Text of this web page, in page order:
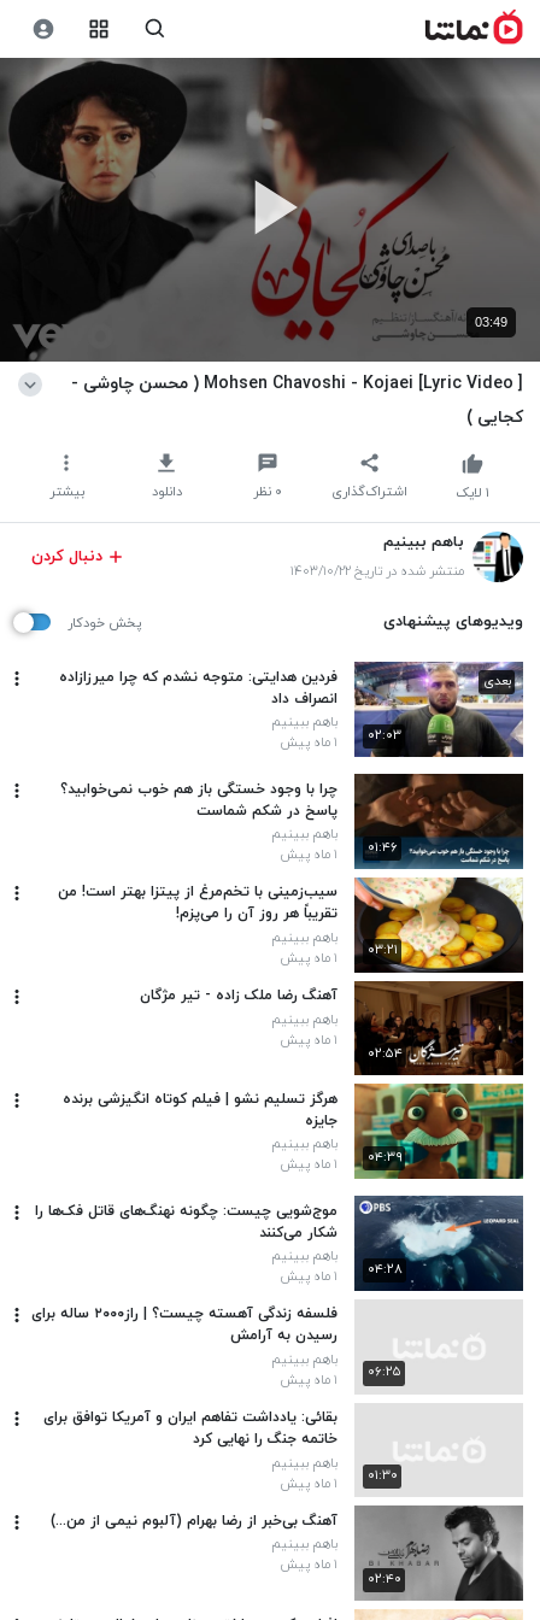
03:49
Mohsen Chavoshi - Kojaei [Lyric Video ] ( محسن چاوشی -
کجایی )
اشتراک‌گذاری ۰ نظر دانلود بیشتر ۱ لایک
باهم ببینیم
منتشر شده در تاریخ ۱۴۰۳/۱۰/۲۲
دنبال کردن
ویدیوهای پیشنهادی پخش خودکار
۰۲:۰۳
بعدی
فردین هدایتی: متوجه نشدم که چرا میرزازاده
انصراف داد
باهم ببینیم
۱ ماه پیش
۰۱:۴۶
چرا با وجود خستگی باز هم خوب نمی‌خوابید؟
پاسخ در شکم شماست
باهم ببینیم
۱ ماه پیش
۰۳:۲۱
سیب‌زمینی با تخم‌مرغ از پیتزا بهتر است! من
تقریباً هر روز آن را می‌پزم!
باهم ببینیم
۱ ماه پیش
۰۲:۵۴
آهنگ رضا ملک زاده - تیر مژگان
باهم ببینیم
۱ ماه پیش
۰۴:۳۹
هرگز تسلیم نشو | فیلم کوتاه انگیزشی برنده
جایزه
باهم ببینیم
۱ ماه پیش
۰۴:۲۸
موج‌شویی چیست: چگونه نهنگ‌های قاتل فک‌ها را
شکار می‌کنند
باهم ببینیم
۱ ماه پیش
۰۶:۲۵
فلسفه زندگی آهسته چیست؟ | راز۲۰۰۰ ساله برای
رسیدن به آرامش
باهم ببینیم
۱ ماه پیش
۰۱:۳۰
بقائی: یادداشت تفاهم ایران و آمریکا توافق برای
خاتمه جنگ را نهایی کرد
باهم ببینیم
۱ ماه پیش
۰۲:۴۰
آهنگ بی‌خبر از رضا بهرام (آلبوم نیمی از من...)
باهم ببینیم
۱ ماه پیش